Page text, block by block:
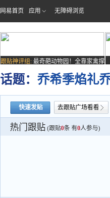
网易首页 应用 无障碍浏览
跟贴神评组: 最奇葩动物园！全靠家禽撑
场子
话题： 乔希季焰礼
快速发贴 去跟贴广场看看
热门跟贴 (跟贴0条 有0人参与)